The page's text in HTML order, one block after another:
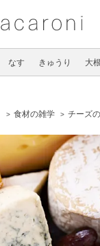
なす きゅうり 大根
食材の雑学 チーズ